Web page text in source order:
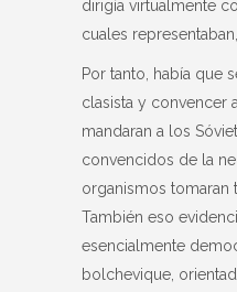
dirigía virtualmente
cuales
Por tanto, había que
clasista y convencer
mandaran a los
convencidos de la
organismos tomaran
También eso
esencialmente
bolchevique,